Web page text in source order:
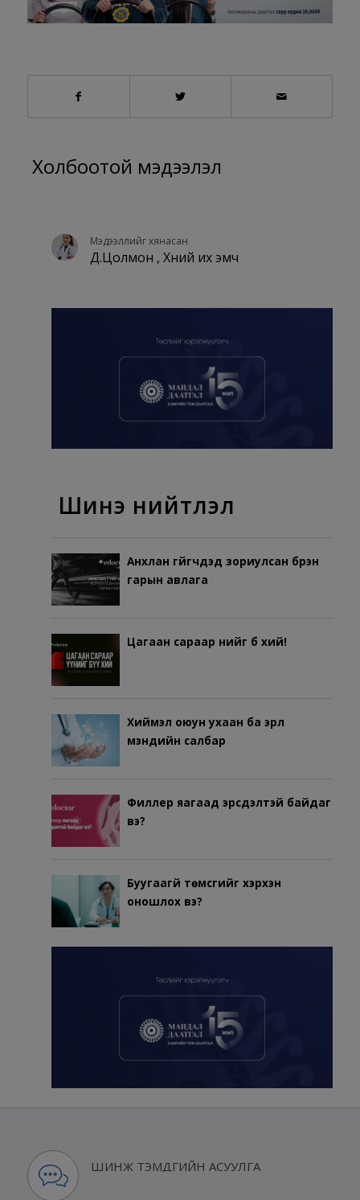
Холбоотой мэдээлэл
Мэдээллийг хянасан
Д.Цолмон , Хүний их эмч
Шинэ нийтлэл
Анхлан гүйгчдэд зориулсан бүрэн
гарын авлага
Цагаан сараар үүнийг бүү хий!
Хиймэл оюун ухаан ба эрүүл
мэндийн салбар
Филлер яагаад эрсдэлтэй байдаг
вэ?
Буугаагүй төмсгийг хэрхэн
оношлох вэ?
ШИНЖ ТЭМДГИЙН АСУУЛГА